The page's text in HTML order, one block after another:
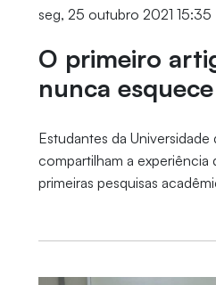
seg, 25 outubro 2021 15:35
O primeiro
nunca esquece
Estudantes da Universidade
compartilham a experiência
primeiras pesquisas